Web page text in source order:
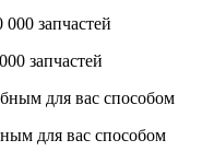
запчастей
для вас способом